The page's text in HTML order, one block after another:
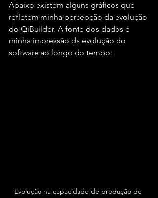
Abaixo existem alguns gráficos que
refletem minha percepção da evolução
do QiBuilder. A fonte dos dados é
minha impressão da evolução do
software ao longo do tempo:
Evolução na capacidade de produção de